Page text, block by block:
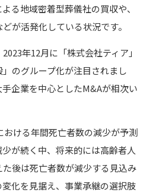
る地域密着型葬儀社の買収や、
が活発化している状況です。
年12月に「株式会社ティア」
のグループ化が注目されまし
企業を中心としたM&Aが相次い
おける年間死亡者数の減少が予測
が続く中、将来的には高齢者人
後は死亡者数が減少する見込み
化を見据え、事業承継の選択肢